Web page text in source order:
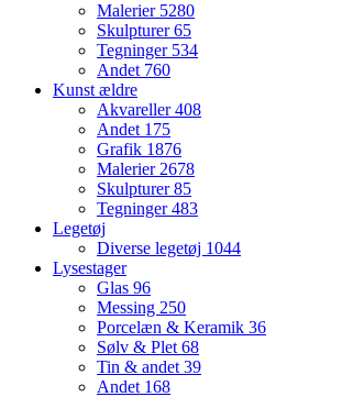
Malerier 5280
Skulpturer65
Tegninger 534
Andet 760
Kunst ældre
Akvareller408
Andet 175
Grafik 1876
Malerier 2678
Skulpturer85
Tegninger483
Legetøj
Diverse legetøj 1044
Lysestager
Glas 96
Messing 250
Porcelæn & Keramik 36
Sølv & Plet 68
Tin & andet 39
Andet 168